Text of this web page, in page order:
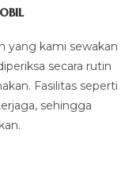
yang kami sewakan
secara rutin
Fasilitas seperti
sehingga